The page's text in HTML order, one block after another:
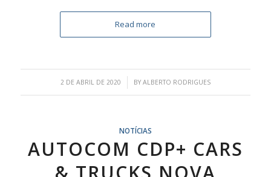
Read more
2 DE ABRIL DE 2020
/ BY ALBERTO RODRIGUES
NOTÍCIAS
AUTOCOM CDP+ CARS